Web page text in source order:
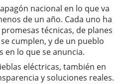
nacional en lo que va
de un año. Cada uno ha
técnicas, de planes
cumplen, y de un pueblo
en lo que se anuncia.
eléctricas, también en
y soluciones reales.